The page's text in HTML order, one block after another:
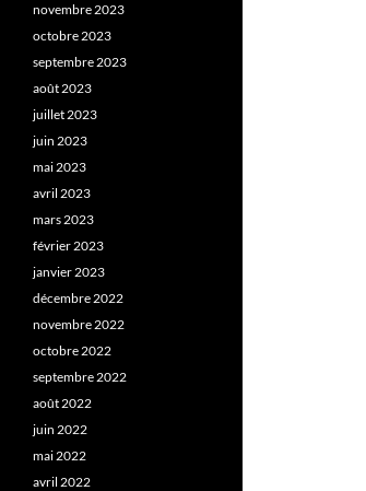
novembre 2023
octobre 2023
septembre 2023
août 2023
juillet 2023
juin 2023
mai 2023
avril 2023
mars 2023
février 2023
janvier 2023
décembre 2022
novembre 2022
octobre 2022
septembre 2022
août 2022
juin 2022
mai 2022
avril 2022